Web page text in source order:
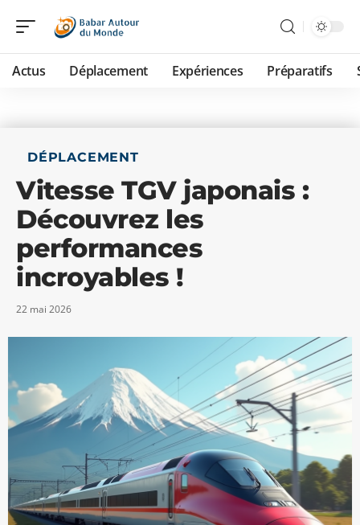
Actus Déplacement Expériences Préparatifs
DÉPLACEMENT
Vitesse TGV japonais :
Découvrez les
performances
incroyables !
22 mai 2026